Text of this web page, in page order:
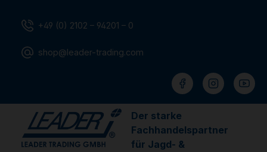
+49 (0) 2102 – 94201 – 0
shop@leader-trading.com
Der starke
Fachhandelspartner
für Jagd- &